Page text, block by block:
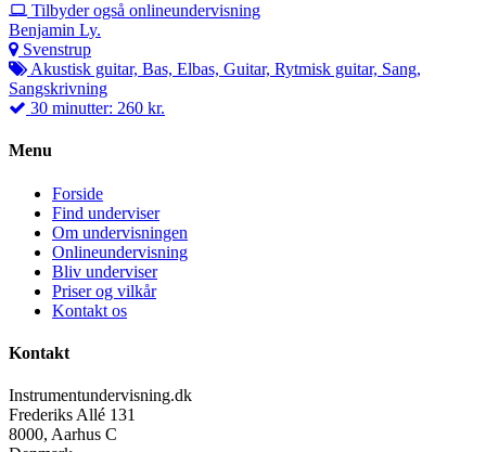
Tilbyder også onlineundervisning
Benjamin Ly.
Svenstrup
Akustisk guitar, Bas, Elbas, Guitar, Rytmisk guitar, Sang,
Sangskrivning
30 minutter: 260 kr.
Menu
Forside
Find underviser
Om undervisningen
Onlineundervisning
Bliv underviser
Priser og vilkår
Kontakt os
Kontakt
Instrumentundervisning.dk
Frederiks Allé 131
8000, Aarhus C